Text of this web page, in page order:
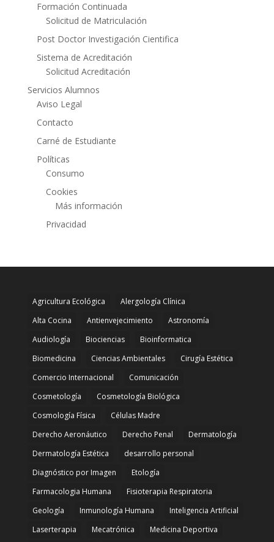
Formación Continuada
Solicitud de Matriculación
Post Doctor Investigación Cientifica
Sistema de Acreditación
Solicitud Acreditación
Servicios Alumnos
Aviso Legal
Contacto
Carné de Estudiante
Políticas
Consumo
Cookies
Más información
Privacidad
Agricultura Ecológica
Alergología Clínica
Alta Cocina
Antienvejecimiento
Astronomía
Audiología
Biociencias
Bioinformatica
Biomedicina
Ciencias Ambientales
Cirugía Estética
Comercio Internacional
Comunicación
Cosmetología
Cosmetología Biológica
Cosmología Física
Células Madre
Derecho Aeronáutico
Derecho Penal
Dermatología
Dermatología Estética
desarrollo personal
Diagnóstico por Imagen
Etología
Farmacologia Humana
Fisioterapia Respiratoria
Geología
Inmunología Humana
Inteligencia Artificial
Laserterapia
Mecatrónica
Medicina Deportiva